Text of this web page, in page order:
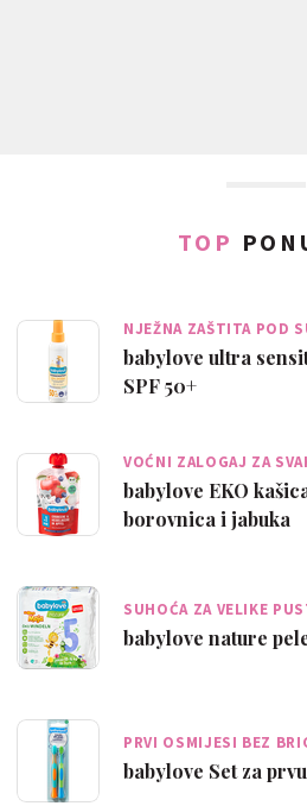
TOP
NJEŽNA ZAŠTITA POD
babylove ultra
SPF 50+
VOĆNI ZALOGAJ ZA
babylove EKO
borovnica i jabuka
SUHOĆA ZA VELIKE
babylove nature
PRVI OSMIJESI BEZ
babylove Set za